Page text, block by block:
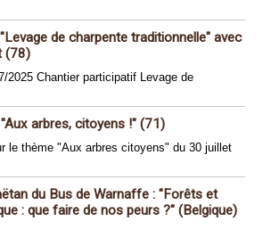
de charpente traditionnelle" avec
(78)
2025 Chantier participatif Levage de
arbres, citoyens !" (71)
le thème "Aux arbres citoyens" du 30 juillet
du Bus de Warnaffe : "Forêts et
: que faire de nos peurs ?" (Belgique)